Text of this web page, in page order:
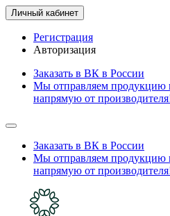
Личный кабинет
Регистрация
Авторизация
Заказать в ВК в России
Мы отправляем продукцию
напрямую от
Заказать в ВК в России
Мы отправляем продукцию
напрямую от